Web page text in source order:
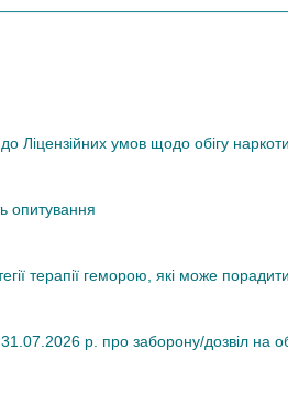
Ліцензійних умов щодо обігу
опитування
терапії геморою, які може
р. про заборону/дозвіл на